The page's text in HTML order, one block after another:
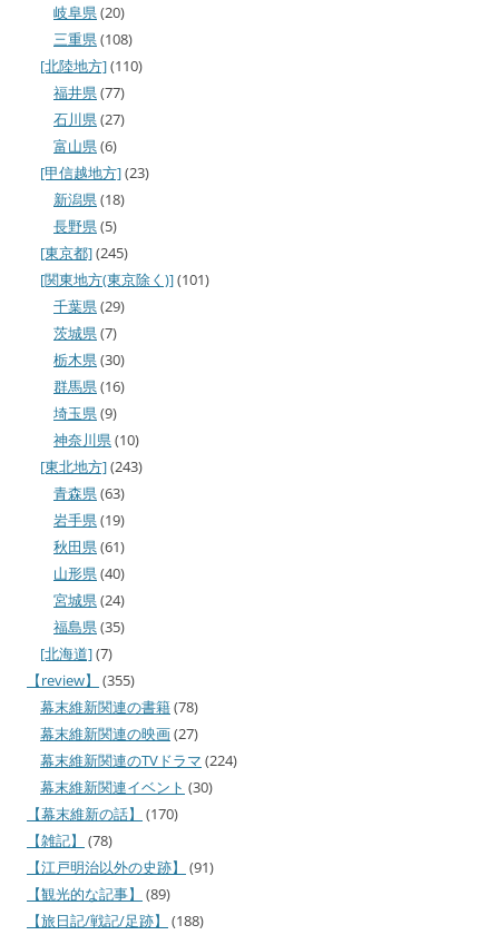
岐阜県(20)
三重県(108)
[北陸地方](110)
福井県(77)
石川県(27)
富山県(6)
[甲信越地方](23)
新潟県(18)
長野県(5)
[東京都](245)
[関東地方(東京除く)](101)
千葉県(29)
茨城県(7)
栃木県(30)
群馬県(16)
埼玉県(9)
神奈川県(10)
[東北地方](243)
青森県(63)
岩手県(19)
秋田県(61)
山形県(40)
宮城県(24)
福島県(35)
[北海道](7)
【review】
(355)
幕末維新関連の書籍(78)
幕末維新関連の映画(27)
幕末維新関連のTVドラマ (224)
幕末維新関連イベント (30)
【幕末維新の話】
(170)
【雑記】
(78)
【江戸明治以外の史跡】
(91)
【観光的な記事】
(89)
【旅日記/戦記/足跡】
(188)